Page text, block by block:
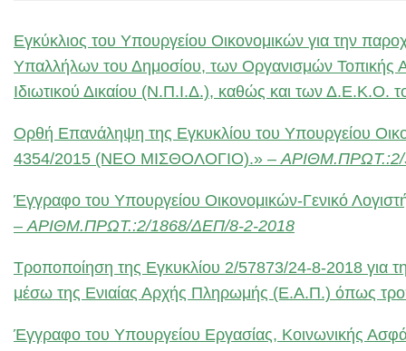
Εγκύκλιος του Υπουργείου Οικονομικών για την
Υπαλλήλων του Δημοσίου, των Οργανισμών
Ιδιωτικού Δικαίου (Ν.Π.Ι.Δ.), καθώς και των Δ.Ε.Κ.Ο.
Ορθή Επανάληψη της Εγκυκλίου του Υπουργείου
4354/2015 (ΝΕΟ ΜΙΣΘΟΛΟΓΙΟ).» – ΑΡΙΘΜ.ΠΡΩΤ.:2/
Έγγραφο του Υπουργείου Οικονομικών-Γενικό
– ΑΡΙΘΜ.ΠΡΩΤ.:2/1868/ΔΕΠ/8-2-2018
Τροποποίηση της Εγκυκλίου 2/57873/24-8-2018 για
μέσω της Ενιαίας Αρχής Πληρωμής (Ε.Α.Π.) όπως
Έγγραφο του Υπουργείου Εργασίας, Κοινωνικής